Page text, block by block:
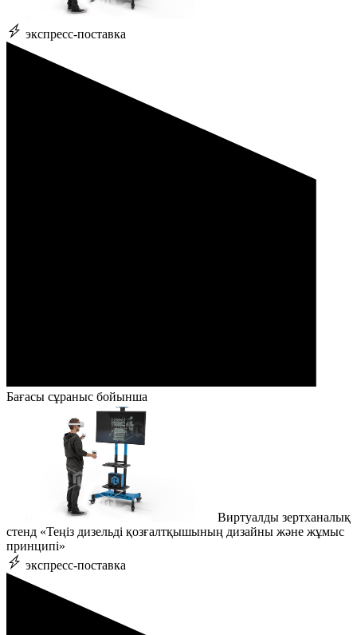
экспресс-поставка
Бағасы сұраныс бойынша
Виртуалды зертханалық
стенд «Теңіз дизельді қозғалтқышының дизайны және жұмыс
принципі»
экспресс-поставка